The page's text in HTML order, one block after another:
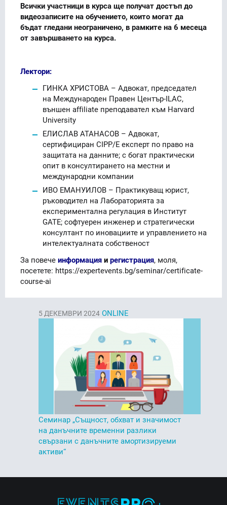
Всички участници в курса ще получат достъп до
видеозаписите на обучението, които могат да
бъдат гледани неограничено, в рамките на 6 месеца
от завършването на курса.
Лектори:
ГИНКА ХРИСТОВА – Адвокат, председател
на Международен Правен Център-ILAC,
външен affiliate преподавател към Hаrvard
University
ЕЛИСЛАВ АТАНАСОВ – Адвокат,
сертифициран CIPP/E експерт по право на
защитата на данните; с богат практически
опит в консултирането на местни и
международни компании
ИВО ЕМАНУИЛОB – Практикуващ юрист,
ръководител на Лабораторията за
експериментална регулация в Институт
GATE; софтуерен инженер и стратегически
консултант по иновациите и управлението на
интелектуалната собственост
За повече информация и регистрация, моля,
посетете: https://expertevents.bg/seminar/certificate-
course-ai
5 ДЕКЕМВРИ 2024 ONLINE
Семинар „Същност, обхват и значимост
на данъчните временни разлики
свързани с данъчните амортизируеми
активи“